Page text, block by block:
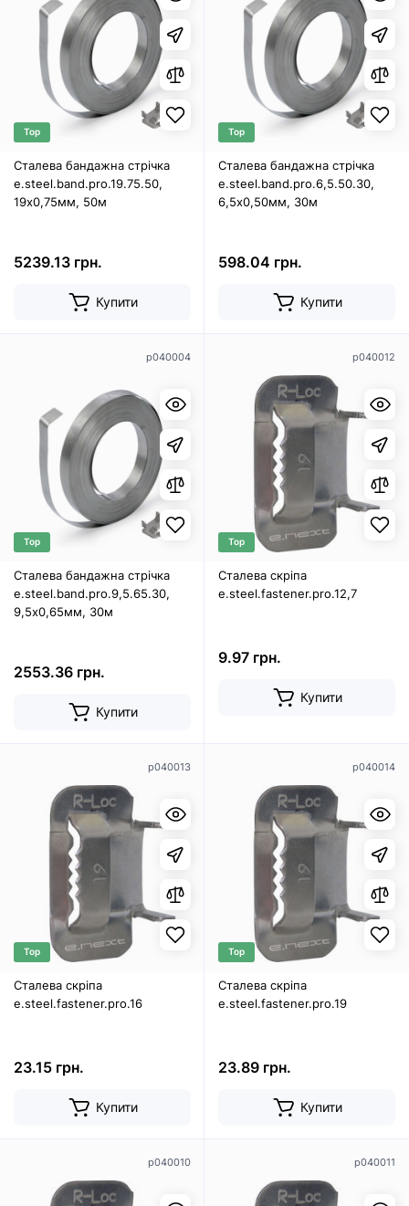
Top
Сталева бандажна стрічка
e.steel.band.pro.19.75.50,
19х0,75мм, 50м
5239.13 грн.
Купити
Top
Сталева бандажна стрічка
e.steel.band.pro.6,5.50.30,
6,5х0,50мм, 30м
598.04 грн.
Купити
p040004
Top
Сталева бандажна стрічка
e.steel.band.pro.9,5.65.30,
9,5х0,65мм, 30м
2553.36 грн.
Купити
p040012
Top
Сталева скріпа
e.steel.fastener.pro.12,7
9.97 грн.
Купити
p040013
Top
Сталева скріпа
e.steel.fastener.pro.16
23.15 грн.
Купити
p040014
Top
Сталева скріпа
e.steel.fastener.pro.19
23.89 грн.
Купити
p040010 p040011